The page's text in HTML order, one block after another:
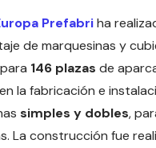
Prefabriha
de marquesinas y
146 plazas de
la fabricación e
simples y dobles,
La construcción fue